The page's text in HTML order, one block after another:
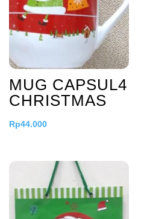
MUG CAPSUL4
CHRISTMAS
Rp44.000